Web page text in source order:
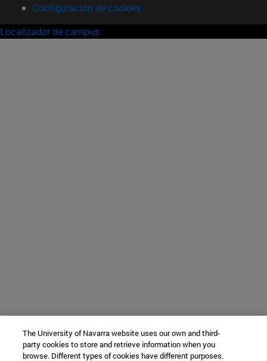
Configuración de cookies
Localizador de campus
The University of Navarra website uses our own and third-
party cookies to store and retrieve information when you
browse. Different types of cookies have different purposes.